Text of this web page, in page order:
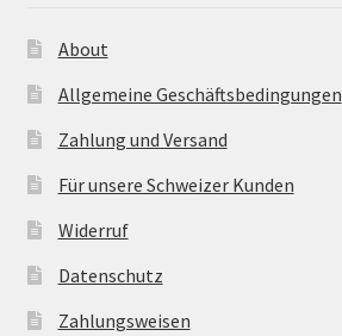
About
Allgemeine Geschäftsbedingungen
Zahlung und Versand
Für unsere Schweizer Kunden
Widerruf
Datenschutz
Zahlungsweisen